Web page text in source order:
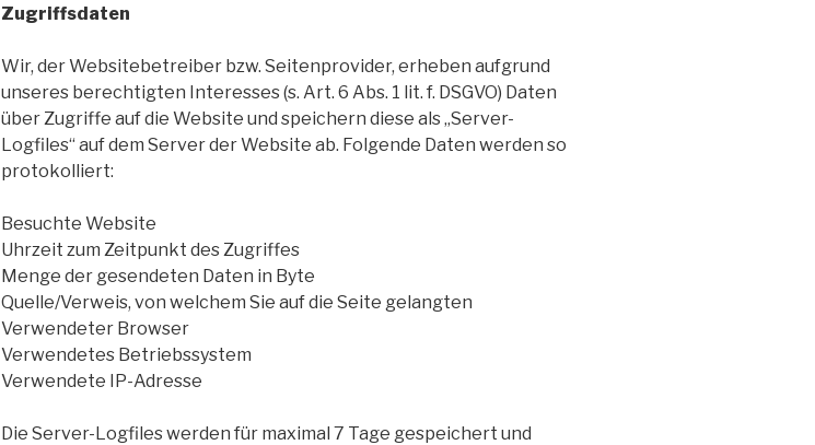
Zugriffsdaten
Wir, der Websitebetreiber bzw. Seitenprovider, erheben aufgrund
unseres berechtigten Interesses (s. Art. 6 Abs. 1 lit. f. DSGVO) Daten
über Zugriffe auf die Website und speichern diese als „Server-
Logfiles“ auf dem Server der Website ab. Folgende Daten werden so
protokolliert:
Besuchte Website
Uhrzeit zum Zeitpunkt des Zugriffes
Menge der gesendeten Daten in Byte
Quelle/Verweis, von welchem Sie auf die Seite gelangten
Verwendeter Browser
Verwendetes Betriebssystem
Verwendete IP-Adresse
Die Server-Logfiles werden für maximal 7 Tage gespeichert und